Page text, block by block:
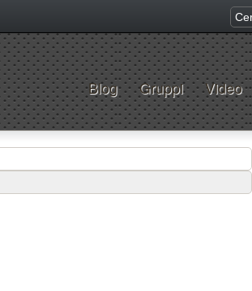
Blog Gruppi Video